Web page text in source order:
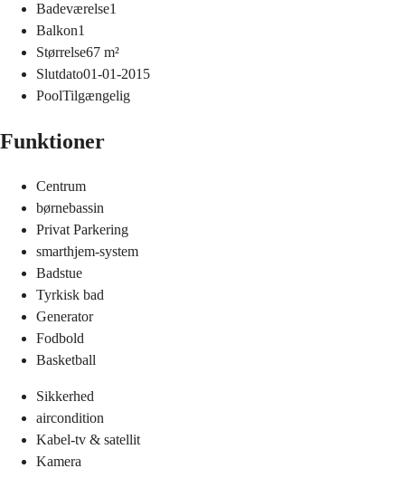
Badeværelse1
Balkon1
Størrelse67 m²
Slutdato01-01-2015
PoolTilgængelig
Funktioner
Centrum
børnebassin
Privat Parkering
smarthjem-system
Badstue
Tyrkisk bad
Generator
Fodbold
Basketball
Sikkerhed
aircondition
Kabel-tv & satellit
Kamera